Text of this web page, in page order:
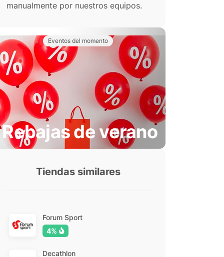
manualmente por nuestros equipos.
Eventos del momento
Rebajas de verano
Tiendas similares
Forum Sport
4%
Decathlon